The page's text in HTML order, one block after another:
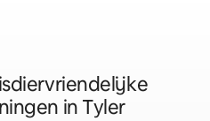
in Tyler